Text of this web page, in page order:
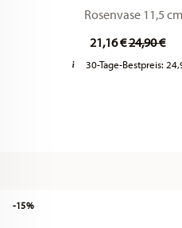
Rosenvase 11,5 cm
21,16 €Price
24,90 €to
30-Tage-Bestpreis:
-15%